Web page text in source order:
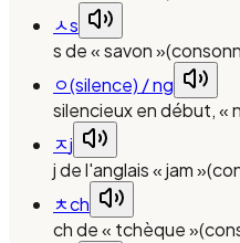
ㅅs
s de « savon »(
ㅇ(silence) / ng
silencieux en début, «
ㅈj
j de l'anglais « jam »(
ㅊch
ch de « tchèque »(